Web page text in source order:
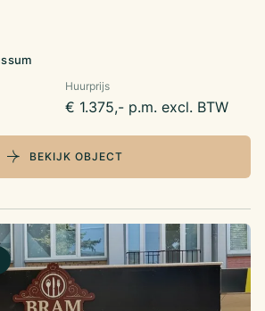
Huurprijs
€ 1.375,- p.m. excl. BTW
BEKIJK OBJECT